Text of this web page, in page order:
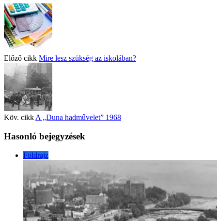
Előző cikk Mire lesz szükség az iskolában?
Köv. cikk A „Duna hadművelet” 1968
Hasonló bejegyzések
Földrajz